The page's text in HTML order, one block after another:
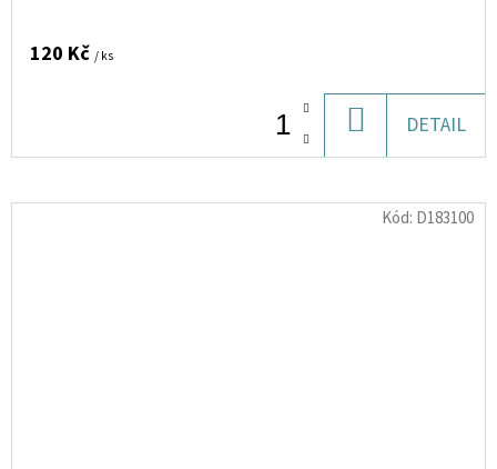
120 Kč / ks
KOŠÍKU
DETAIL
Kód: D183100